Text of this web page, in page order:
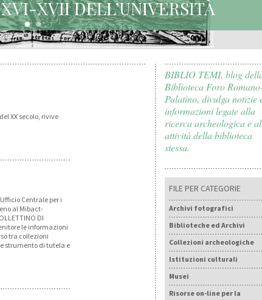
XVII DELL’UNIVERSITÀ
XX secolo, rivive
Centrale per i
al Mibact-
DI
le informazioni
tra collezioni
strumento di tutela e
BIBLIO TEMI, blog
Biblioteca Foro
Palatino, divulga notizie
informazioni legate alla
ricerca archeologica e
attività della biblioteca
stessa.
FILE PER CATEGORIE
Archivi fotografici
Biblioteche ed Archivi
Collezioni archeologiche
Istituzioni culturali
Musei
Risorse on-line per la